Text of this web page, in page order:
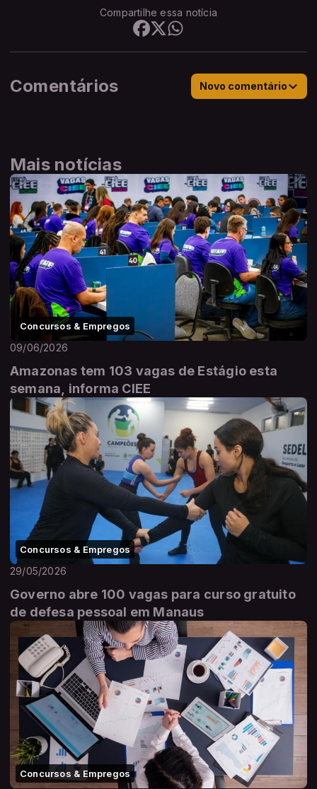
Compartilhe essa notícia
Comentários Novo comentário
Mais notícias
Concursos & Empregos
09/06/2026
Amazonas tem 103 vagas de Estágio esta
semana, informa CIEE
Concursos & Empregos
29/05/2026
Governo abre 100 vagas para curso gratuito
de defesa pessoal em Manaus
Concursos & Empregos